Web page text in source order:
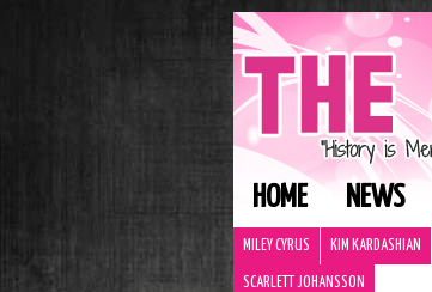
HOME NEWS
MILEY CYRUS KIM KARDASHIAN
SCARLETT JOHANSSON